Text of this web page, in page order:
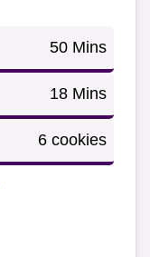
50 Mins
18 Mins
6 cookies